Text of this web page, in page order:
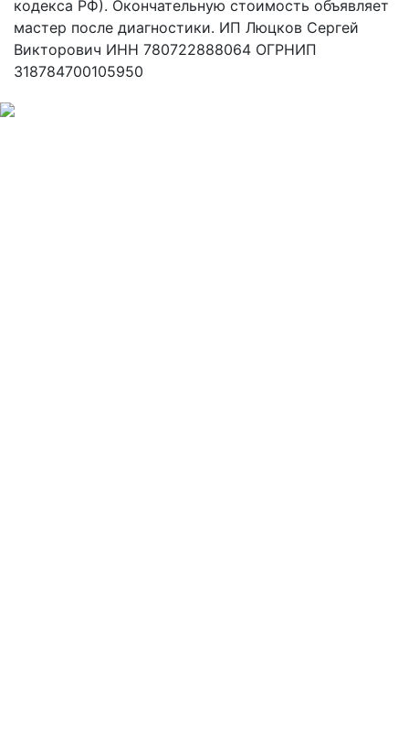
кодекса РФ). Окончательную стоимость объявляет
мастер после диагностики. ИП Люцков Сергей
Викторович ИНН 780722888064 ОГРНИП
318784700105950